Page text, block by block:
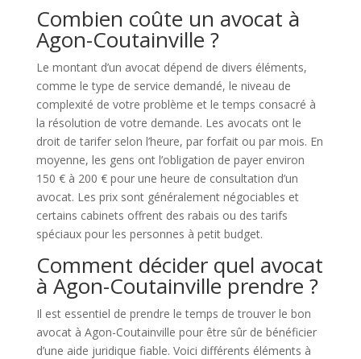
Combien coûte un avocat à
Agon-Coutainville ?
Le montant d’un avocat dépend de divers éléments,
comme le type de service demandé, le niveau de
complexité de votre problème et le temps consacré à
la résolution de votre demande. Les avocats ont le
droit de tarifer selon l’heure, par forfait ou par mois. En
moyenne, les gens ont l’obligation de payer environ
150 € à 200 € pour une heure de consultation d’un
avocat. Les prix sont généralement négociables et
certains cabinets offrent des rabais ou des tarifs
spéciaux pour les personnes à petit budget.
Comment décider quel avocat
à Agon-Coutainville prendre ?
Il est essentiel de prendre le temps de trouver le bon
avocat à Agon-Coutainville pour être sûr de bénéficier
d’une aide juridique fiable. Voici différents éléments à